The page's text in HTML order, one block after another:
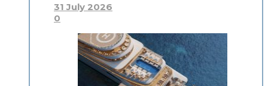
31 July 2026
0